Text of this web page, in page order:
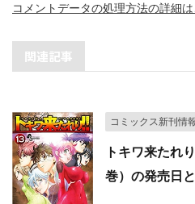
コメントデータの処理方法の詳細
関連記事
コミックス新刊情
トキワ来たれ
巻）の発売日